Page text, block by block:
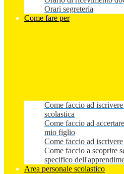
Orari segreteria
Come fare per
Come faccio ad
scolastica
Come faccio ad
mio figlio
Come faccio ad
Come faccio a scoprire
specifico
Area personale scolastico